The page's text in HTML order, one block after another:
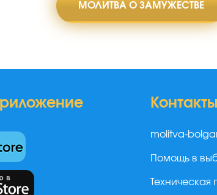
МОЛИТВА О ЗАМУЖЕСТВЕ
Контакты
molitva-
Помощь в